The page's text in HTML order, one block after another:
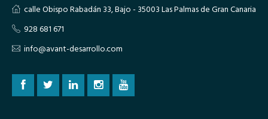
calle Obispo Rabadán 33, Bajo - 35003 Las Palmas de Gran Canaria
928 681 671
info@avant-desarrollo.com